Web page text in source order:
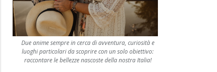
Due anime sempre in cerca di avventura, curiosità e
luoghi particolari da scoprire con un solo obiettivo:
raccontare le bellezze nascoste della nostra Italia!